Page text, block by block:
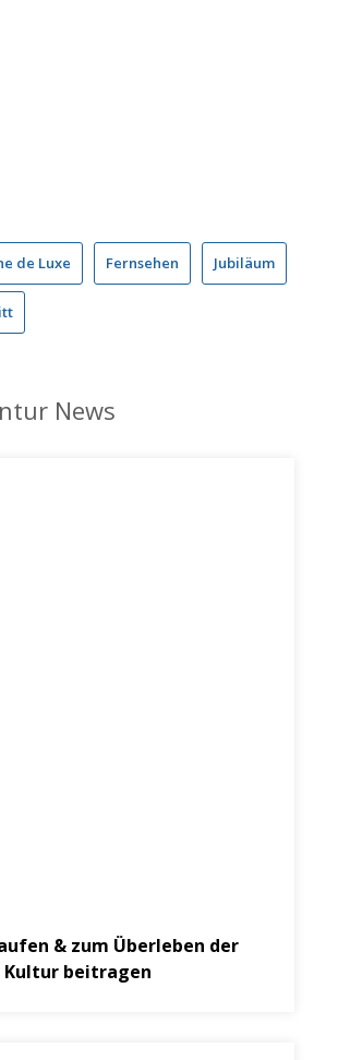
de Luxe Fernsehen Jubiläum
& zum Überleben der
Kultur beitragen